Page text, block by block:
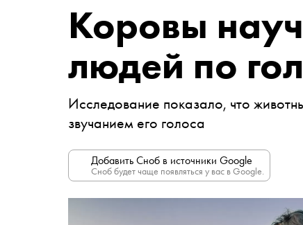
Коровы
людей по
Исследование показало, что
звучанием его голоса
Добавить Сноб в источники Google
Сноб будет чаще появляться у вас в Google.